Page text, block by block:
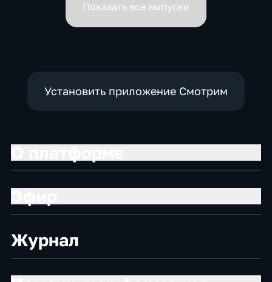
Показать все выпуски
Установить приложение Смотрим
Журнал